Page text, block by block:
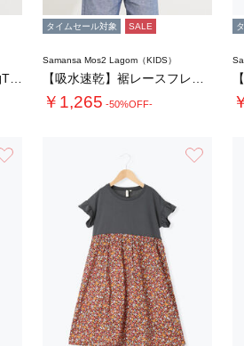
タイムセール対象 SALE
Samansa Mos2 Lagom（KIDS）
￥1,265 -50%OFF-